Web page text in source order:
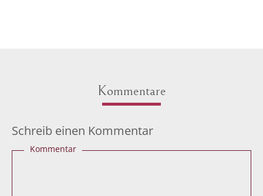
Kommentare
Schreib einen Kommentar
Kommentar